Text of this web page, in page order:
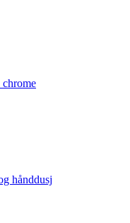
hånddusj